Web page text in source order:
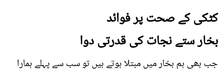
کٹکی کے صحت پر فوائد
بخار ستے نجات کی قدرتی دوا
جب بھی ہم بخار میں مبتلا ہوتے ہیں تو سب سے پہلے ہمارا